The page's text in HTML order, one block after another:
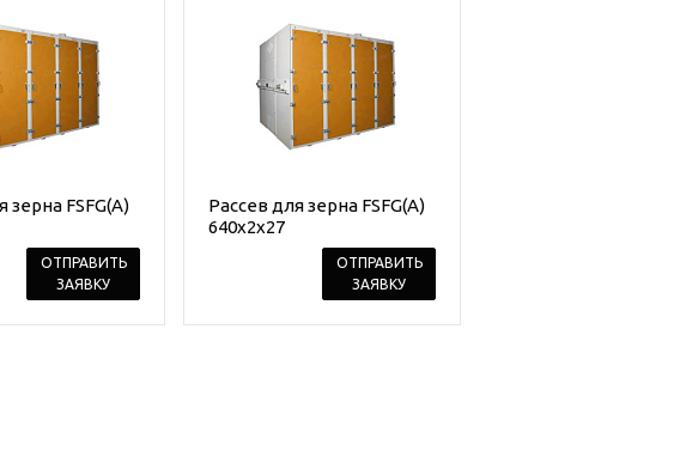
зерна FSFG(A)
ОТПРАВИТЬ
ЗАЯВКУ
Рассев для зерна FSFG(A)
640x2x27
ОТПРАВИТЬ
ЗАЯВКУ